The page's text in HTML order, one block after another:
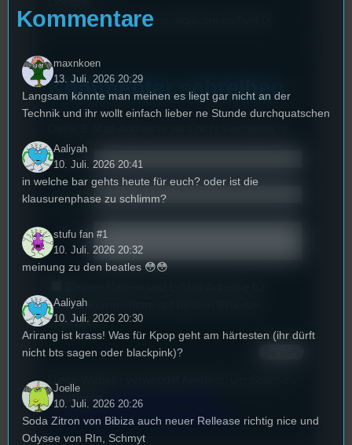
http://creativecommons.org/licenses/by/4.0/
Kommentar schreiben
Name*
Email*
Text*
weitere Kommentare auf diesem Browser
speichern.
reduzieren.Erfahren Sie, wie Ihre
Kommentardaten verarbeitet werden.
Kommentare
maxnkoen
13. Juli. 2026 20:29
Langsam könnte man meinen es liegt gar nicht an der
Technik und ihr wollt einfach lieber ne Stunde durchquatschen
Aaliyah
10. Juli. 2026 20:41
in welche bar gehts heute für euch? oder ist die
klausurenphase zu schlimm?
stufu fan #1
10. Juli. 2026 20:32
meinung zu den beatles 😳😳
Aaliyah
10. Juli. 2026 20:30
Arirang ist krass! Was für Kpop geht am härtesten (ihr dürft
nicht bts sagen oder blackpink)?
Joelle
10. Juli. 2026 20:26
Soda Zitron von Bibiza auch neuer Rellease richtig nice und
Odysee von RIn, Schmyt